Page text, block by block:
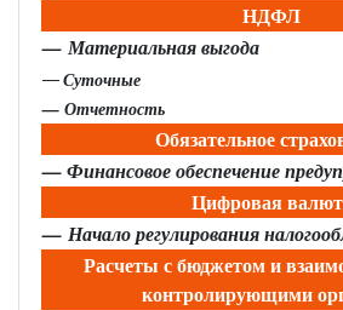
НДФЛ
— Материальная выгода
—Суточные
— Отчетность
Обязательное
— Финансовое обеспечение
Цифровая
— Начало регулирования
Расчеты с бюджетом и
контролирующими